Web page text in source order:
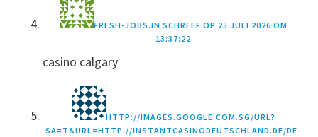
FRESH-JOBS.IN SCHREEF OP 25 JULI 2026 OM
13:37:22
casino calgary
HTTP://IMAGES.GOOGLE.COM.SG/URL?
SA=T&URL=HTTP://INSTANTCASINODEUTSCHLAND.DE/DE-